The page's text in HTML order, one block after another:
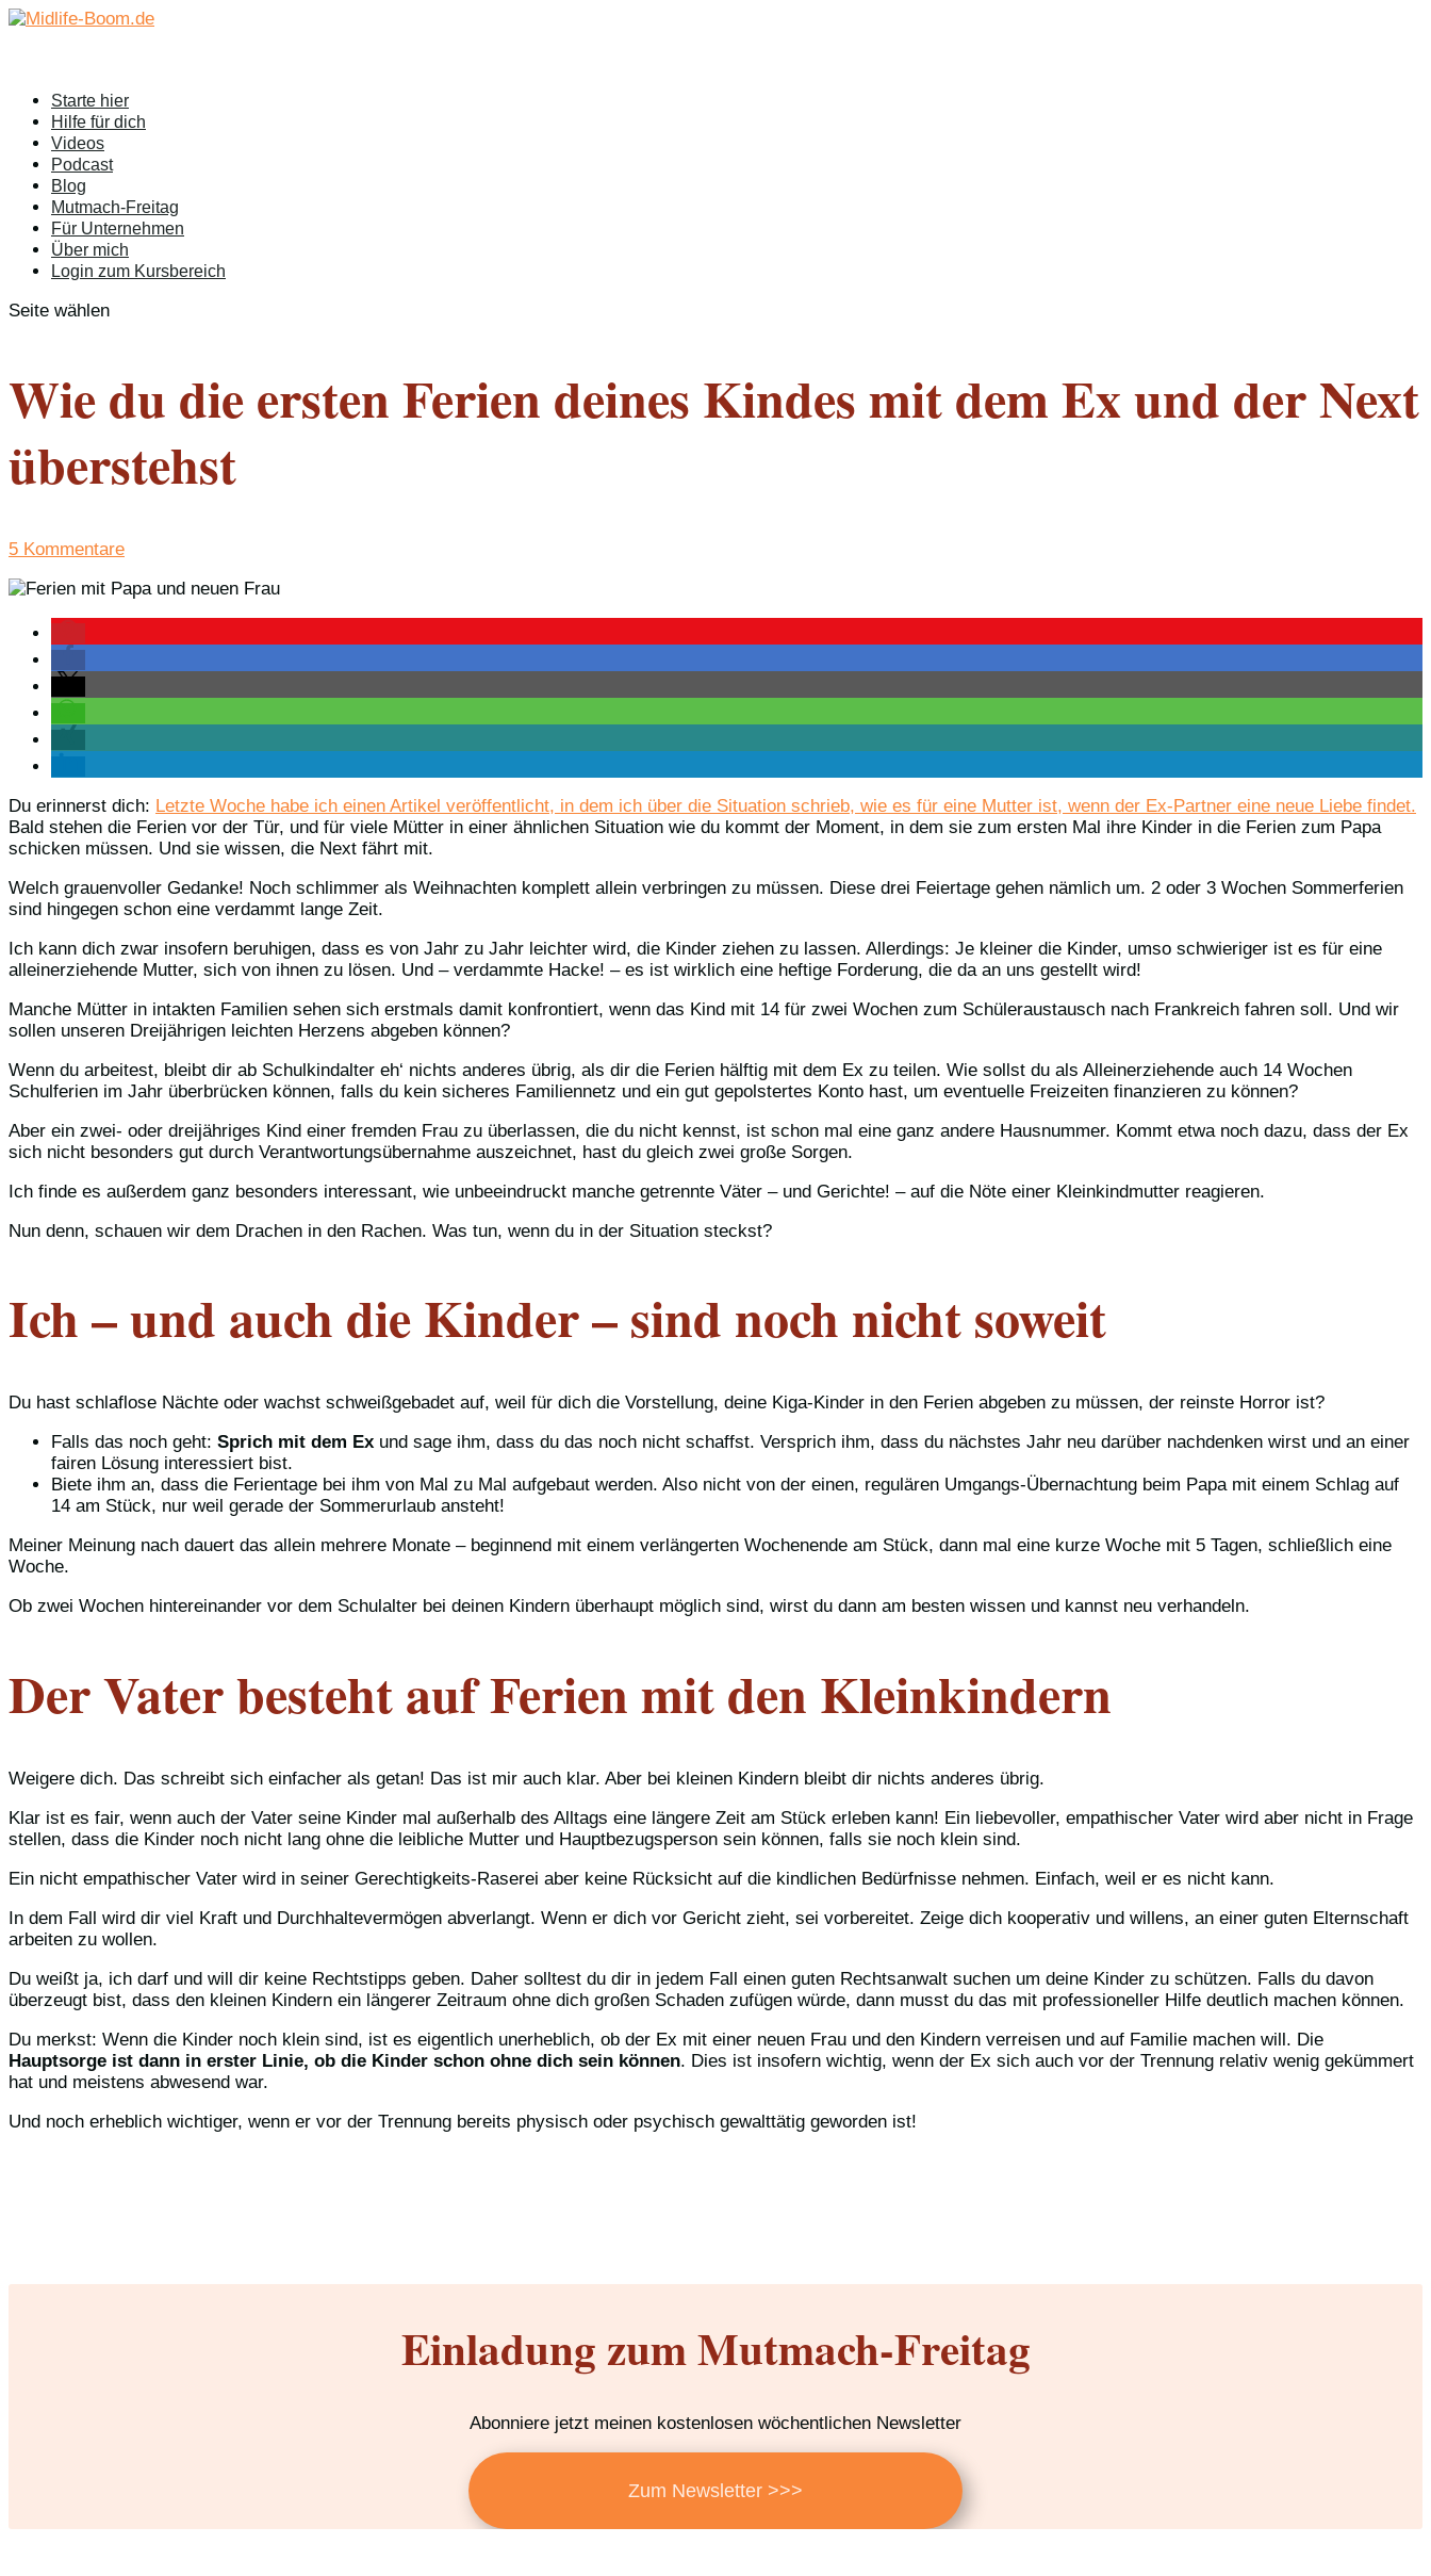
Starte hier
Hilfe für dich
Videos
Podcast
Blog
Mutmach-Freitag
Für Unternehmen
Über mich
Login zum Kursbereich
Seite wählen
Wie du die ersten Ferien deines Kindes mit dem Ex und der Next
überstehst
5 Kommentare
Du erinnerst dich: Letzte Woche habe ich einen Artikel veröffentlicht, in dem ich über die Situation schrieb, wie es für eine Mutter ist, wenn der Ex-Partner eine neue Liebe findet.
Bald stehen die Ferien vor der Tür, und für viele Mütter in einer ähnlichen Situation wie du kommt der Moment, in dem sie zum ersten Mal ihre Kinder in die Ferien zum Papa
schicken müssen. Und sie wissen, die Next fährt mit.
Welch grauenvoller Gedanke! Noch schlimmer als Weihnachten komplett allein verbringen zu müssen. Diese drei Feiertage gehen nämlich um. 2 oder 3 Wochen Sommerferien
sind hingegen schon eine verdammt lange Zeit.
Ich kann dich zwar insofern beruhigen, dass es von Jahr zu Jahr leichter wird, die Kinder ziehen zu lassen. Allerdings: Je kleiner die Kinder, umso schwieriger ist es für eine
alleinerziehende Mutter, sich von ihnen zu lösen. Und – verdammte Hacke! – es ist wirklich eine heftige Forderung, die da an uns gestellt wird!
Manche Mütter in intakten Familien sehen sich erstmals damit konfrontiert, wenn das Kind mit 14 für zwei Wochen zum Schüleraustausch nach Frankreich fahren soll. Und wir
sollen unseren Dreijährigen leichten Herzens abgeben können?
Wenn du arbeitest, bleibt dir ab Schulkindalter eh‘ nichts anderes übrig, als dir die Ferien hälftig mit dem Ex zu teilen. Wie sollst du als Alleinerziehende auch 14 Wochen
Schulferien im Jahr überbrücken können, falls du kein sicheres Familiennetz und ein gut gepolstertes Konto hast, um eventuelle Freizeiten finanzieren zu können?
Aber ein zwei- oder dreijähriges Kind einer fremden Frau zu überlassen, die du nicht kennst, ist schon mal eine ganz andere Hausnummer. Kommt etwa noch dazu, dass der Ex
sich nicht besonders gut durch Verantwortungsübernahme auszeichnet, hast du gleich zwei große Sorgen.
Ich finde es außerdem ganz besonders interessant, wie unbeeindruckt manche getrennte Väter – und Gerichte! – auf die Nöte einer Kleinkindmutter reagieren.
Nun denn, schauen wir dem Drachen in den Rachen. Was tun, wenn du in der Situation steckst?
Ich – und auch die Kinder – sind noch nicht soweit
Du hast schlaflose Nächte oder wachst schweißgebadet auf, weil für dich die Vorstellung, deine Kiga-Kinder in den Ferien abgeben zu müssen, der reinste Horror ist?
Falls das noch geht: Sprich mit dem Ex und sage ihm, dass du das noch nicht schaffst. Versprich ihm, dass du nächstes Jahr neu darüber nachdenken wirst und an einer
fairen Lösung interessiert bist.
Biete ihm an, dass die Ferientage bei ihm von Mal zu Mal aufgebaut werden. Also nicht von der einen, regulären Umgangs-Übernachtung beim Papa mit einem Schlag auf
14 am Stück, nur weil gerade der Sommerurlaub ansteht!
Meiner Meinung nach dauert das allein mehrere Monate – beginnend mit einem verlängerten Wochenende am Stück, dann mal eine kurze Woche mit 5 Tagen, schließlich eine
Woche.
Ob zwei Wochen hintereinander vor dem Schulalter bei deinen Kindern überhaupt möglich sind, wirst du dann am besten wissen und kannst neu verhandeln.
Der Vater besteht auf Ferien mit den Kleinkindern
Weigere dich. Das schreibt sich einfacher als getan! Das ist mir auch klar. Aber bei kleinen Kindern bleibt dir nichts anderes übrig.
Klar ist es fair, wenn auch der Vater seine Kinder mal außerhalb des Alltags eine längere Zeit am Stück erleben kann! Ein liebevoller, empathischer Vater wird aber nicht in Frage
stellen, dass die Kinder noch nicht lang ohne die leibliche Mutter und Hauptbezugsperson sein können, falls sie noch klein sind.
Ein nicht empathischer Vater wird in seiner Gerechtigkeits-Raserei aber keine Rücksicht auf die kindlichen Bedürfnisse nehmen. Einfach, weil er es nicht kann.
In dem Fall wird dir viel Kraft und Durchhaltevermögen abverlangt. Wenn er dich vor Gericht zieht, sei vorbereitet. Zeige dich kooperativ und willens, an einer guten Elternschaft
arbeiten zu wollen.
Du weißt ja, ich darf und will dir keine Rechtstipps geben. Daher solltest du dir in jedem Fall einen guten Rechtsanwalt suchen um deine Kinder zu schützen. Falls du davon
überzeugt bist, dass den kleinen Kindern ein längerer Zeitraum ohne dich großen Schaden zufügen würde, dann musst du das mit professioneller Hilfe deutlich machen können.
Du merkst: Wenn die Kinder noch klein sind, ist es eigentlich unerheblich, ob der Ex mit einer neuen Frau und den Kindern verreisen und auf Familie machen will. Die
Hauptsorge ist dann in erster Linie, ob die Kinder schon ohne dich sein können. Dies ist insofern wichtig, wenn der Ex sich auch vor der Trennung relativ wenig gekümmert
hat und meistens abwesend war.
Und noch erheblich wichtiger, wenn er vor der Trennung bereits physisch oder psychisch gewalttätig geworden ist!
Einladung zum Mutmach-Freitag
Abonniere jetzt meinen kostenlosen wöchentlichen Newsletter
Zum Newsletter >>>